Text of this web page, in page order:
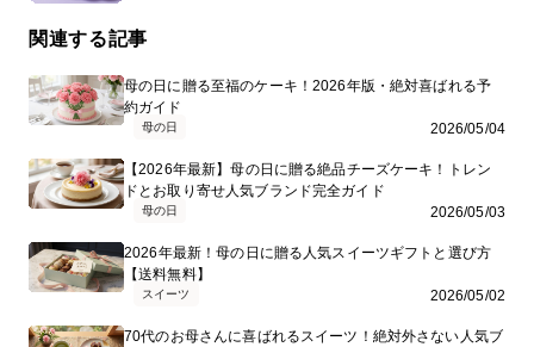
関連する記事
母の日に贈る至福のケーキ！2026年版・絶対喜ばれる予
約ガイド
2026/05/04
母の日
【2026年最新】母の日に贈る絶品チーズケーキ！トレン
ドとお取り寄せ人気ブランド完全ガイド
2026/05/03
母の日
2026年最新！母の日に贈る人気スイーツギフトと選び方
【送料無料】
2026/05/02
スイーツ
70代のお母さんに喜ばれるスイーツ！絶対外さない人気ブ